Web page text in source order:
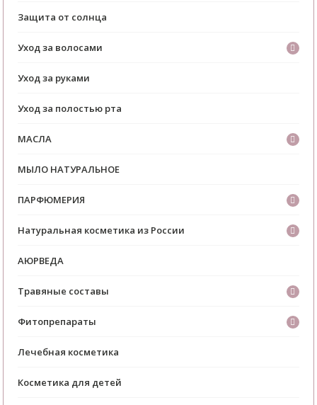
Защита от солнца
Уход за волосами
Уход за руками
Уход за полостью рта
МАСЛА
МЫЛО НАТУРАЛЬНОЕ
ПАРФЮМЕРИЯ
Натуральная косметика из России
АЮРВЕДА
Травяные составы
Фитопрепараты
Лечебная косметика
Косметика для детей